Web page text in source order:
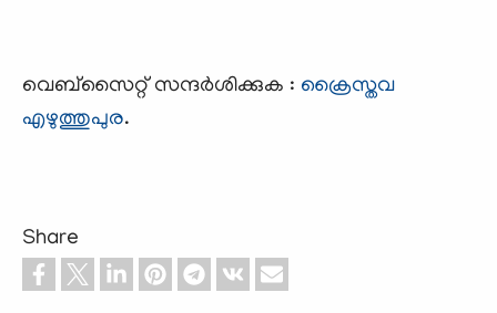
വെബ്സൈറ്റ് സന്ദര്‍ശിക്കുക : ക്രൈസ്തവ
എഴുത്തുപുര.
Share